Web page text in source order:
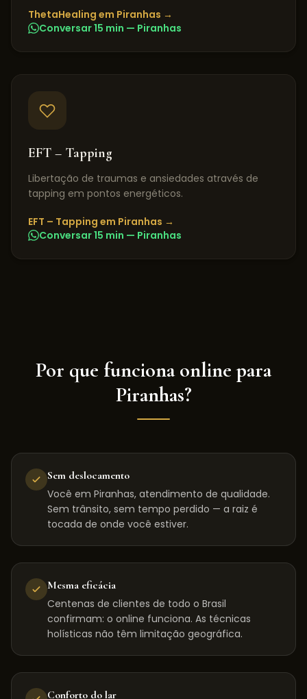
ThetaHealing em Piranhas →
Conversar 15 min — Piranhas
EFT – Tapping
Libertação de traumas e ansiedades através de
tapping em pontos energéticos.
EFT – Tapping em Piranhas →
Conversar 15 min — Piranhas
Por que funciona online para
Piranhas?
Sem deslocamento
Você em Piranhas, atendimento de qualidade.
Sem trânsito, sem tempo perdido — a raiz é
tocada de onde você estiver.
Mesma eficácia
Centenas de clientes de todo o Brasil
confirmam: o online funciona. As técnicas
holísticas não têm limitação geográfica.
Conforto do lar